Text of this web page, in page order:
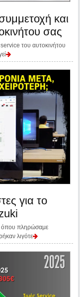
και
σας
του αυτοκινήτου
για το
όπου πληρώσαμε
λιγότε